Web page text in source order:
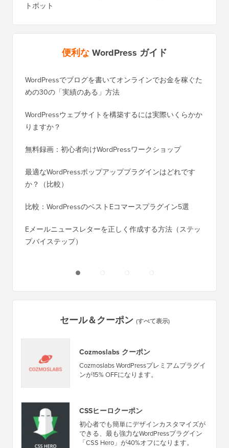
トボット
便利なWordPress ガイド
WordPressでブログを書いてオンラインでお金を稼ぐた
めの30の「実績のある」方法
WordPressウェブサイトを構築するには実際いくらかか
りますか？
無料録画：初心者向けWordPressワークショップ
最適なWordPressポップアッププラグインはどれです
か？（比較）
比較：WordPressのベストEコマースプラグイン5選
Eメールニュースレターを正しく作成する方法（ステッ
プバイステップ）
セール＆クーポン (すべて表示)
Cozmoslabs クーポン
Cozmoslabs WordPressプレミアムプラグイ
ンが15% OFFになります。
CSSヒーロクーポン
初心者でも簡単にデザインカスタマイズが
できる、最も強力なWordPressプラグイン
「CSS Hero」が40%オフになります。